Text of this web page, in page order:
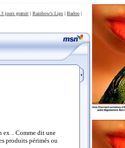
jours gratuit | Rainbow's Lips | Badoo |
ex .. Comme dit une
produits périmés ou